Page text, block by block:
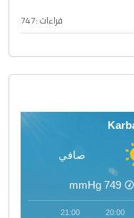
قراءات :747
صافي
749
mmHg
20:00
21:00